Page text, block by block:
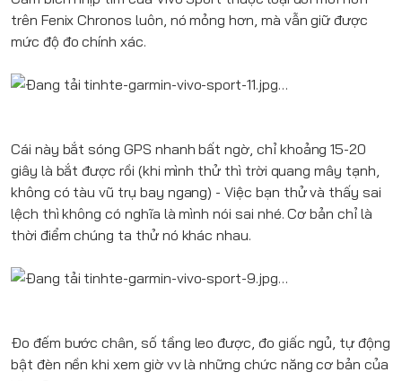
trên Fenix Chronos luôn, nó mỏng hơn, mà vẫn giữ được
mức độ đo chính xác.
Cái này bắt sóng GPS nhanh bất ngờ, chỉ khoảng 15-20
giây là bắt được rồi (khi mình thử thì trời quang mây tạnh,
không có tàu vũ trụ bay ngang) - Việc bạn thử và thấy sai
lệch thì không có nghĩa là mình nói sai nhé. Cơ bản chỉ là
thời điểm chúng ta thử nó khác nhau.
Đo đếm bước chân, số tầng leo được, đo giấc ngủ, tự động
bật đèn nền khi xem giờ vv là những chức năng cơ bản của